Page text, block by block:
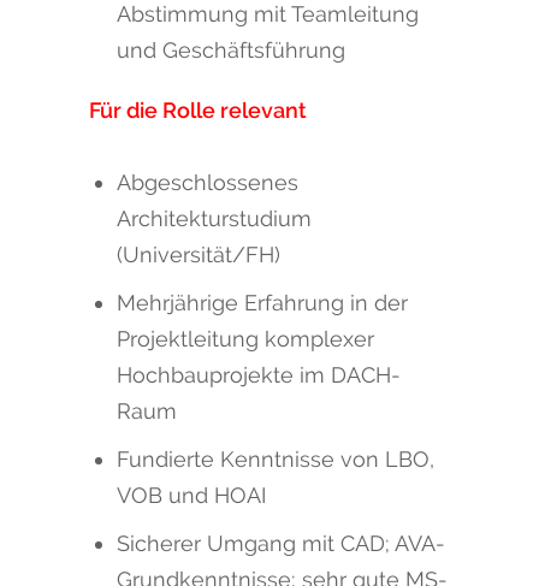
Abstimmung mit Teamleitung
und Geschäftsführung
Für die Rolle relevant
Abgeschlossenes
Architekturstudium
(Universität/FH)
Mehrjährige Erfahrung in der
Projektleitung komplexer
Hochbauprojekte im DACH-
Raum
Fundierte Kenntnisse von LBO,
VOB und HOAI
Sicherer Umgang mit CAD; AVA-
Grundkenntnisse; sehr gute MS-